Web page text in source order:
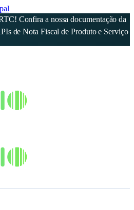
Confira a nossa documentação da
de Nota Fiscal de Produto e Serviço